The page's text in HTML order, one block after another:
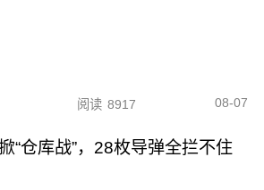
阅读 8917 08-07
“仓库战”，28枚导弹全拦不住